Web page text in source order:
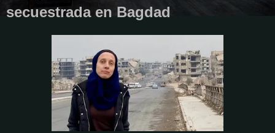
secuestrada en Bagdad